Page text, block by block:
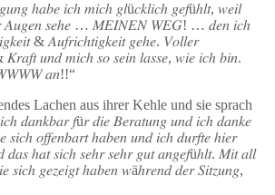
ℎ𝑎𝑏𝑒 𝑖𝑐ℎ 𝑚𝑖𝑐ℎ 𝑔𝑙ü𝑐𝑘𝑙𝑖𝑐ℎ 𝑔𝑒𝑓üℎ𝑙𝑡, 𝑤𝑒𝑖𝑙
𝐴𝑢𝑔𝑒𝑛 𝑠𝑒ℎ𝑒 … 𝑀𝐸𝐼𝑁𝐸𝑁 𝑊𝐸𝐺! … 𝑑𝑒𝑛 𝑖𝑐ℎ
& 𝐴𝑢𝑓𝑟𝑖𝑐ℎ𝑡𝑖𝑔𝑘𝑒𝑖𝑡 𝑔𝑒ℎ𝑒. 𝑉𝑜𝑙𝑙𝑒𝑟
𝑢𝑛𝑑 𝑚𝑖𝑐ℎ 𝑠𝑜 𝑠𝑒𝑖𝑛 𝑙𝑎𝑠𝑠𝑒, 𝑤𝑖𝑒 𝑖𝑐ℎ 𝑏𝑖𝑛.
𝑎𝑛!!“
Lachen aus ihrer Kehle und sie sprach
𝑑𝑎𝑛𝑘𝑏𝑎𝑟 𝑓ü𝑟 𝑑𝑖𝑒 𝐵𝑒𝑟𝑎𝑡𝑢𝑛𝑔 𝑢𝑛𝑑 𝑖𝑐ℎ 𝑑𝑎𝑛𝑘𝑒
𝑜𝑓𝑓𝑒𝑛𝑏𝑎𝑟𝑡 ℎ𝑎𝑏𝑒𝑛 𝑢𝑛𝑑 𝑖𝑐ℎ 𝑑𝑢𝑟𝑓𝑡𝑒 ℎ𝑖𝑒𝑟
ℎ𝑎𝑡 𝑠𝑖𝑐ℎ 𝑠𝑒ℎ𝑟 𝑠𝑒ℎ𝑟 𝑔𝑢𝑡 𝑎𝑛𝑔𝑒𝑓üℎ𝑙𝑡. 𝑀𝑖𝑡 𝑎𝑙𝑙
𝑠𝑖𝑐ℎ 𝑔𝑒𝑧𝑒𝑖𝑔𝑡 ℎ𝑎𝑏𝑒𝑛 𝑤äℎ𝑟𝑒𝑛𝑑 𝑑𝑒𝑟 𝑆𝑖𝑡𝑧𝑢𝑛𝑔,